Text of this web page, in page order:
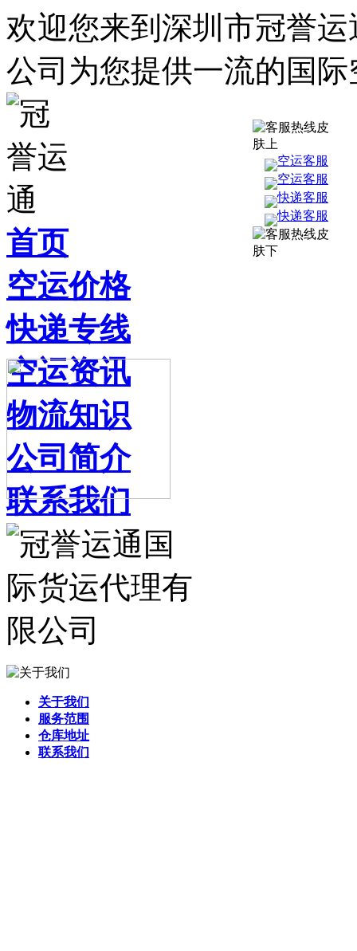
欢迎您来到深圳市冠誉
公司为您提供一流的国
首页
空运价格
快递专线
空运资讯
物流知识
公司简介
联系我们
关于我们
服务范围
仓库地址
联系我们
空运客服
空运客服
快递客服
快递客服